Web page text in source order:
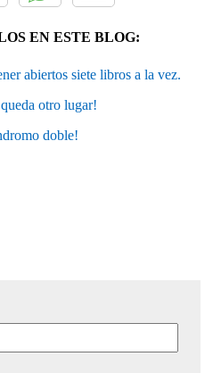
EN ESTE BLOG:
abiertos siete libros a la vez.
otro lugar!
doble!